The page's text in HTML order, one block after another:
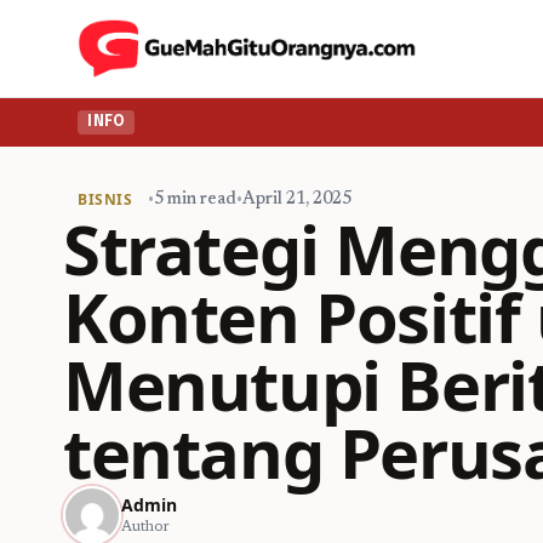
INFO
BISNIS •5 min read•April 21, 2025
Strategi
Konten
Menutupi
tentang
Admin
Author